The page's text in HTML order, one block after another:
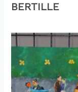
BERTILLE